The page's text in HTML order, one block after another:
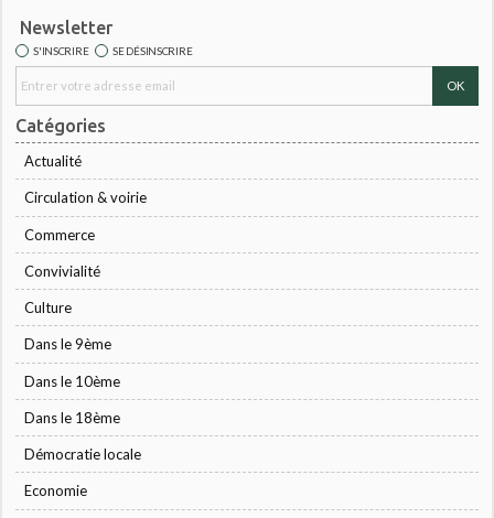
Newsletter
S'INSCRIRE SE DÉSINSCRIRE
Catégories
Actualité
Circulation & voirie
Commerce
Convivialité
Culture
Dans le 9ème
Dans le 10ème
Dans le 18ème
Démocratie locale
Economie